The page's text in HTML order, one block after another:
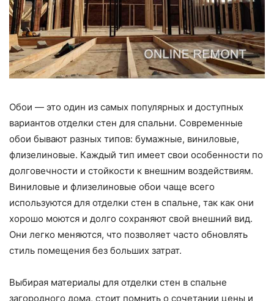
Обои — это один из самых популярных и доступных
вариантов отделки стен для спальни. Современные
обои бывают разных типов: бумажные, виниловые,
флизелиновые. Каждый тип имеет свои особенности по
долговечности и стойкости к внешним воздействиям.
Виниловые и флизелиновые обои чаще всего
используются для отделки стен в спальне, так как они
хорошо моются и долго сохраняют свой внешний вид.
Они легко меняются, что позволяет часто обновлять
стиль помещения без больших затрат.
Выбирая материалы для отделки стен в спальне
загородного дома, стоит помнить о сочетании цены и